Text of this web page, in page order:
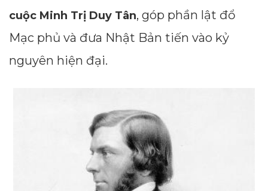
cuộc Minh Trị Duy Tân, góp phần lật đổ
Mạc phủ và đưa Nhật Bản tiến vào kỷ
nguyên hiện đại.